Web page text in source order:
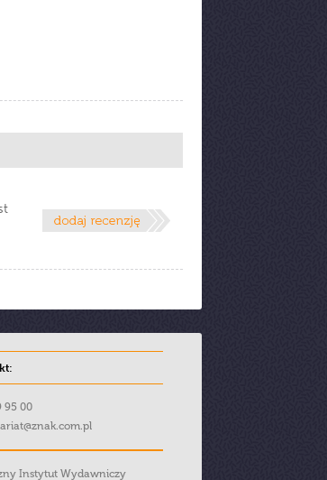
95 00
Instytut Wydawniczy